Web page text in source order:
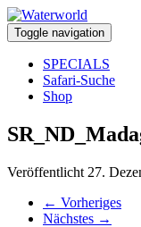
Toggle navigation
SPECIALS
Safari-Suche
Shop
Veröffentlicht 27.
← Vorheriges
Nächstes →